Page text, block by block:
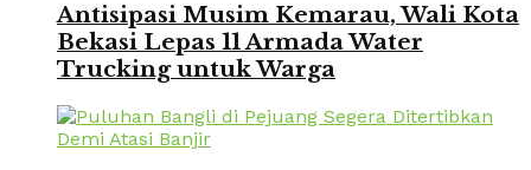
Antisipasi Musim Kemarau, Wali Kota
Bekasi Lepas 11 Armada Water
Trucking untuk Warga